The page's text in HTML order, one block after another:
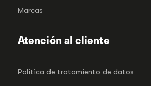
Marcas
Atención al cliente
Politica de tratamiento de datos